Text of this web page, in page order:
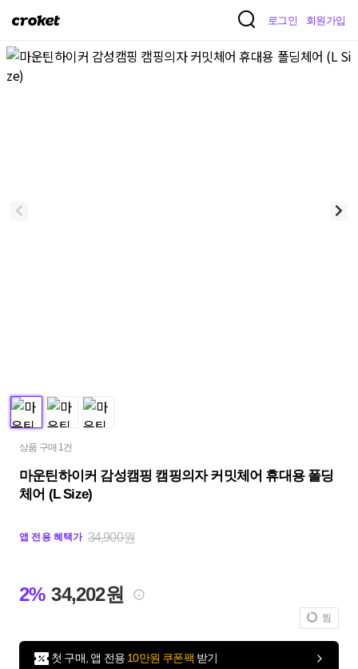
크
켓
로그인 회원가입
상품 구매 1건
마운틴하이커 감성캠핑 캠핑의자 커밋체어 휴대용 폴딩
체어 (L Size)
앱 전용 혜택가 34,900원
2% 34,202원
찜
첫 구매, 앱 전용 10만원 쿠폰팩 받기